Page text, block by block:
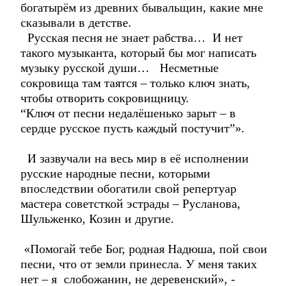
богатырём из древних бывальщин, какие мне
сказывали в детстве.
Русская песня не знает рабства… И нет
такого музыканта, который бы мог написать
музыку русской души… Несметные
сокровища там таятся – только ключ знать,
чтобы отворить сокровищницу.
“Ключ от песни недалёшенько зарыт – в
сердце русское пусть каждый постучит”».
И зазвучали на весь мир в её исполнении
русские народные песни, которыми
впоследствии обогатили свой репертуар
мастера советсткой эстрады – Русланова,
Шульженко, Козин и другие.
«Помогай тебе Бог, родная Надюша, пой свои
песни, что от земли принесла. У меня таких
нет – я слобожанин, не деревенский», -